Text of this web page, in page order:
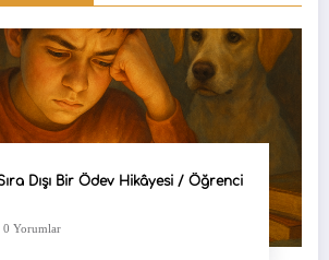
Dışı Bir Ödev Hikâyesi / Öğrenci
0 Yorumlar